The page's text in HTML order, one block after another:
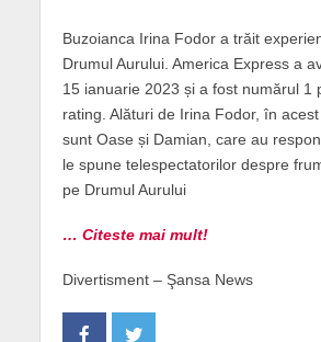
Buzoianca Irina Fodor a trăit
Drumul Aurului. America Express a
15 ianuarie 2023 și a fost numărul 1
rating. Alături de Irina Fodor, în
sunt Oase și Damian, care au
le spune telespectatorilor despre
pe Drumul Aurului
… Citeste mai mult!
Divertisment – Şansa News